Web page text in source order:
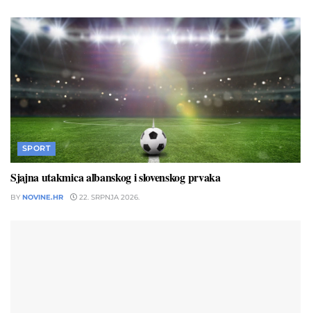
SPORT
Sjajna utakmica albanskog i slovenskog prvaka
BY NOVINE.HR 22. SRPNJA 2026.